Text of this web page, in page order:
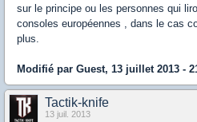
sur le principe ou les personnes qui
consoles européennes , dans le cas
plus.
Modifié par Guest, 13 juillet 2013 -
Tactik-knife
13 juil. 2013